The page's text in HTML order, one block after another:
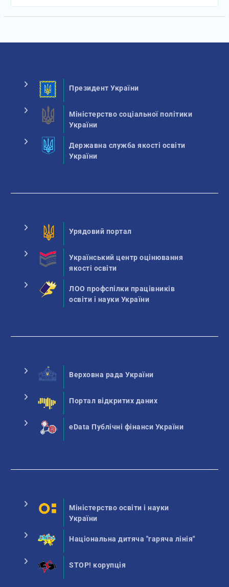
Президент України
Міністерство соціальної політики
України
Державна служба якості освіти
України
Урядовий портал
Український центр оцінювання
якості освіти
ЛОО профспілки працівників
освіти і науки України
Верховна рада України
Портал відкритих даних
eData Публічні фінанси України
Міністерство освіти і науки
України
Національна дитяча "гаряча лінія"
STOP! корупція